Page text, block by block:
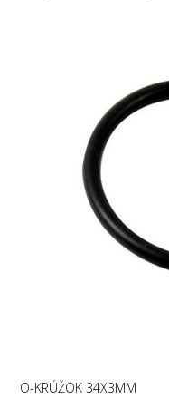
O-KRÚŽOK 34X3MM